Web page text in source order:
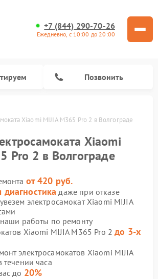
+7 (844) 290-70-26
Ежедневно, с 10:00 до 20:00
Позвонить
Xiaomi MIJIA M365 Pro 2 в Волгограде
Xiaomi
Pro 2 в Волгограде
от 420 руб.
диагностика даже при отказе
электросамокат Xiaomi MIJIA
наши работы по ремонту
Xiaomi MIJIA M365 Pro 2до 3-х
электросамокатов Xiaomi MIJIA
течении часа
до 20%